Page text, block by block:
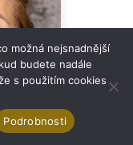
možná nejsnadnější
budete nadále
s použitím cookies
Podrobnosti